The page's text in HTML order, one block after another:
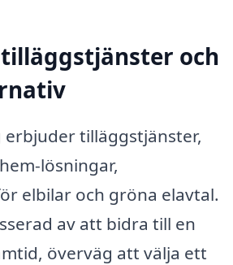
tilläggstjänster och
erbjuder tilläggstjänster,
lösningar,
elbilar och gröna elavtal.
av att bidra till en
överväg att välja ett